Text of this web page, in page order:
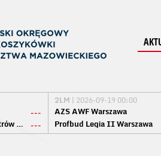
---
Sokół Grupa Avista Ostrów Maz. ---
2LM | 2026-09-19 00:00
AZS AWF Warszawa
Profbud Legia II Warszawa